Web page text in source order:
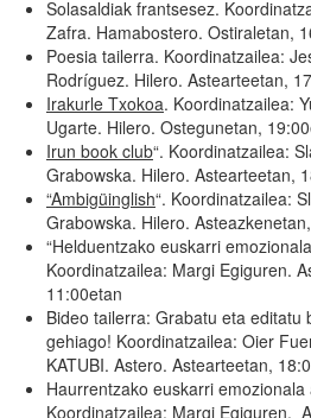
Solasaldiak frantsesez.
Zafra. Hamabostero. Ostiraletan,
Poesia tailerra. Koordinatzailea:
Rodríguez. Hilero. Astearteetan,
Irakurle Txokoa. Koordinatzailea:
Ugarte. Hilero. Ostegunetan,
Irun book club“. Koordinatzailea:
Grabowska. Hilero. Astearteetan,
“Ambigüinglish“. Koordinatzailea:
Grabowska. Hilero.
“Helduentzako euskarri
Koordinatzailea: Margi Egiguren.
11:00etan
Bideo tailerra: Grabatu eta editatu
gehiago! Koordinatzailea: Oier
KATUBI. Astero. Astearteetan,
Haurrentzako euskarri
Koordinatzailea: Margi Egiguren.